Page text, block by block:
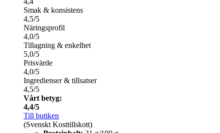
Smak & konsistens
4,5/5
Näringsprofil
4,0/5
Tillagning & enkelhet
5,0/5
Prisvärde
4,0/5
Ingredienser & tillsatser
4,5/5
Vårt betyg:
4,4/5
Till butiken
(Svenskt Kosttillskott)